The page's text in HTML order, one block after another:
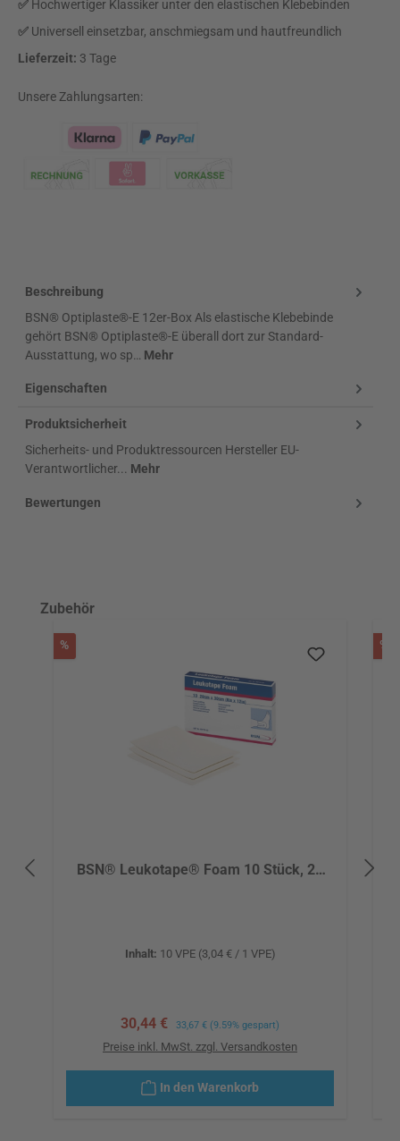
✅ Hochwertiger Klassiker unter den elastischen Klebebinden
✅ Universell einsetzbar, anschmiegsam und hautfreundlich
Lieferzeit: 3 Tage
Unsere Zahlungsarten:
Beschreibung
BSN® Optiplaste®-E 12er-Box Als elastische Klebebinde
gehört BSN® Optiplaste®-E überall dort zur Standard-
Ausstattung, wo sp… Mehr
Eigenschaften
Produktsicherheit
Sicherheits- und Produktressourcen Hersteller EU-
Verantwortlicher... Mehr
Bewertungen
Produktgalerie überspringen
Zubehör
%Rabatt
BSN® Leukotape® Foam 10 Stück, 20
Inhalt: 10 VPE (3,04 € / 1 VPE)
Verkaufspreis:
30,44 € Regulärer Preis:
33,67 € (9.59% gespart)
Preise inkl. MwSt. zzgl. Versandkosten
In den Warenkorb
%